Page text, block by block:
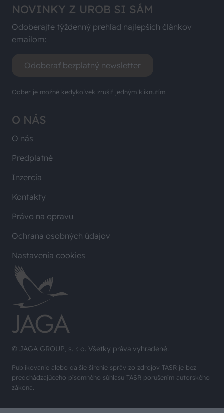
© JAGA GROUP, s. r. o. Všetky práva vyhradené.
Publikovanie alebo ďalšie šírenie správ zo zdrojov TASR je bez
predchádzajúceho písomného súhlasu TASR porušením autorského
zákona.
O NÁS
O nás
Predplatné
Inzercia
Kontakty
Právo na opravu
Ochrana osobných údajov
Nastavenia cookies
NOVINKY Z UROB SI SÁM
Odoberajte týždenný prehľad najlepších článkov
emailom:
Odoberať bezplatný newsletter
Odber je možné kedykoľvek zrušiť jedným kliknutím.